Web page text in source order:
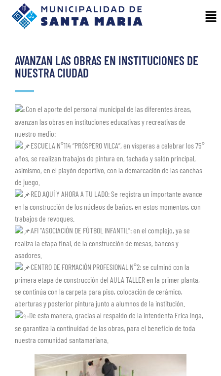
AVANZAN LAS OBRAS EN INSTITUCIONES DE
NUESTRA CIUDAD
Con el aporte del personal municipal de las diferentes áreas,
avanzan las obras en instituciones educativas y recreativas de
nuestro medio:
ESCUELA N°114 “PRÓSPERO VILCA”, en vísperas a celebrar los 75°
años, se realizan trabajos de pintura en, fachada y salón principal,
asimismo, en el playón deportivo, con la demarcación de las canchas
de juego.
RED AQUÍ Y AHORA A TU LADO: Se registra un importante avance
en la construcción de los núcleos de baños, en estos momentos, con
trabajos de revoques.
AFI “ASOCIACIÓN DE FÚTBOL INFANTIL”: en el complejo, ya se
realiza la etapa final, de la construcción de mesas, bancos y
asadores.
CENTRO DE FORMACIÓN PROFESIONAL N°2: se culminó con la
primera etapa de construcción del AULA TALLER en la primer planta,
se continúa con la carpeta para piso, colocación de cerámico,
aberturas y posterior pintura junto a alumnos de la institución.
De esta manera, gracias al respaldo de la intendenta Erica Inga,
se garantiza la continuidad de las obras, para el beneficio de toda
nuestra comunidad santamariana.